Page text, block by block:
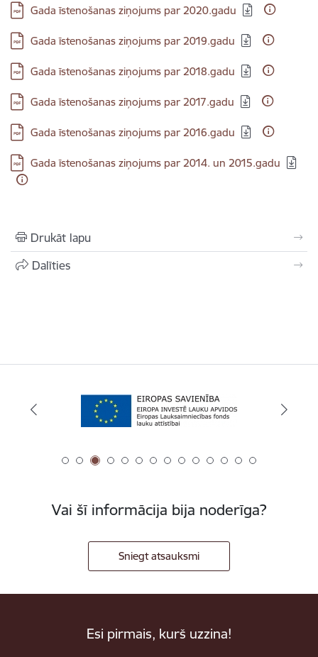
Lejupielādēt:
Gada īstenošanas ziņojums par 2020.gadu
Lejupielādēt:
Gada īstenošanas ziņojums par 2019.gadu
Lejupielādēt:
Gada īstenošanas ziņojums par 2018.gadu
Lejupielādēt:
Gada īstenošanas ziņojums par 2017.gadu
Lejupielādēt:
Gada īstenošanas ziņojums par 2016.gadu
Lejupielādēt:
Gada īstenošanas ziņojums par 2014. un 2015.gadu
Drukāt lapu
Dalīties
Vai šī informācija bija noderīga?
Sniegt atsauksmi
Esi pirmais, kurš uzzina!